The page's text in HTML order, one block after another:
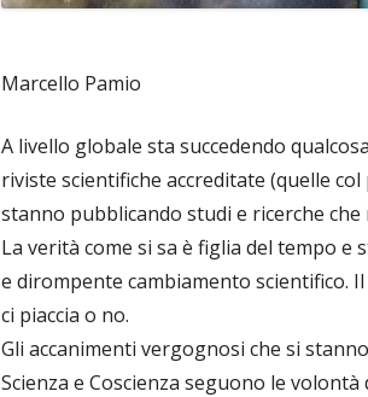
Marcello Pamio
A livello globale sta succedendo
riviste scientifiche accreditate (quelle
stanno pubblicando studi e ricerche
La verità come si sa è figlia del tempo
e dirompente cambiamento scientifico.
ci piaccia o no.
Gli accanimenti vergognosi che si
Scienza e Coscienza seguono le